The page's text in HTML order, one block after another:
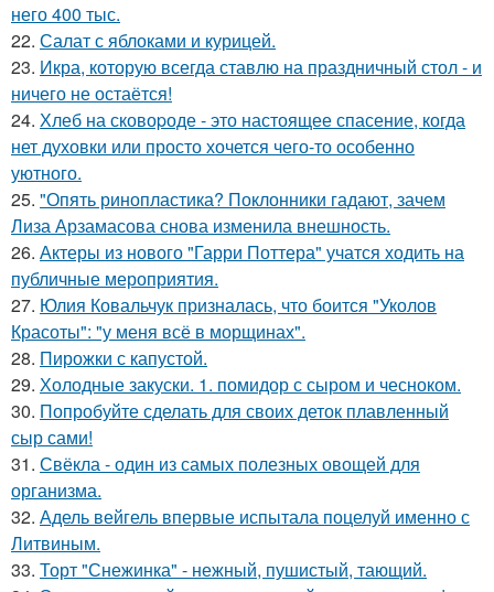
него 400 тыс.
22. Салат с яблоками и курицей.
23. Икра, которую всегда ставлю на праздничный стол - и
ничего не остаётся!
24. Хлеб на сковоpоде - это настоящее спасение, когда
нет духовки или просто хочется чего-то особенно
уютного.
25. "Опять ринопластика? Поклонники гадают, зачем
Лиза Арзамасова снова изменила внешность.
26. Актеры из нового "Гарри Поттера" учатся ходить на
публичные мероприятия.
27. Юлия Ковальчук призналась, что боится "Уколов
Красоты": "у меня всё в морщинах".
28. Пирожки с капустой.
29. Холодные закуски. 1. помидор с сыром и чесноком.
30. Попробуйте сделать для своих деток плавленный
сыр сами!
31. Свёкла - один из самых полезных овощей для
организма.
32. Адель вейгель впервые испытала поцелуй именно с
Литвиным.
33. Торт "Снежинка" - нежный, пушистый, тающий.